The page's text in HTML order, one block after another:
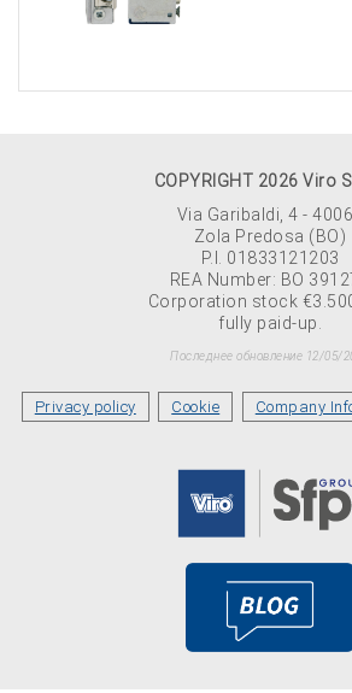
COPYRIGHT 2026 Viro
Via Garibaldi, 4 -
Zola Predosa (BO)
P.I. 01833121203
REA Number: BO
Corporation stock
fully paid-up.
Последнее обновление 12/05/
Privacy policy Cookie Company